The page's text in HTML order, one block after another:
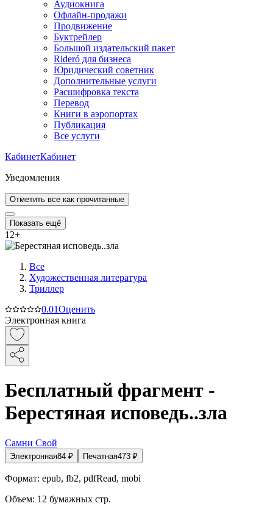
Аудиокнига
Офлайн-продажи
Продвижение
Буктрейлер
Большой издательский пакет
Rideró для бизнеса
Юридический советник
Дополнительные услуги
Расшифровка текста
Перевод
Книги в аэропортах
Публикация
Все услуги
КабинетКабинет
Уведомления
Отметить все как прочитанные
Показать ещё
12+
Все
Художественная литература
Триллер
0.01Оценить
Электронная книга
Бесплатный фрагмент -
Берестяная исповедь..зла
Самни Свой
Электронная84 ₽ Печатная473 ₽
Формат: epub, fb2, pdfRead, mobi
Объем: 12 бумажных стр.